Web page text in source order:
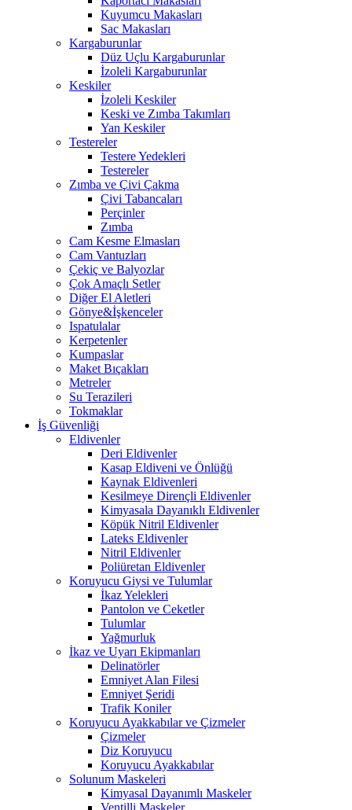
Kuyumcu Makasları
Sac Makasları
Kargaburunlar
Düz Uçlu Kargaburunlar
İzoleli Kargaburunlar
Keskiler
İzoleli Keskiler
Keski ve Zımba Takımları
Yan Keskiler
Testereler
Testere Yedekleri
Testereler
Zımba ve Çivi Çakma
Çivi Tabancaları
Perçinler
Zımba
Cam Kesme Elmasları
Cam Vantuzları
Çekiç ve Balyozlar
Çok Amaçlı Setler
Diğer El Aletleri
Gönye&İşkenceler
Ispatulalar
Kerpetenler
Kumpaslar
Maket Bıçakları
Metreler
Su Terazileri
Tokmaklar
İş Güvenliği
Eldivenler
Deri Eldivenler
Kasap Eldiveni ve Önlüğü
Kaynak Eldivenleri
Kesilmeye Dirençli Eldivenler
Kimyasala Dayanıklı Eldivenler
Köpük Nitril Eldivenler
Lateks Eldivenler
Nitril Eldivenler
Poliüretan Eldivenler
Koruyucu Giysi ve Tulumlar
İkaz Yelekleri
Pantolon ve Ceketler
Tulumlar
Yağmurluk
İkaz ve Uyarı Ekipmanları
Delinatörler
Emniyet Alan Filesi
Emniyet Şeridi
Trafik Koniler
Koruyucu Ayakkabılar ve Çizmeler
Çizmeler
Diz Koruyucu
Koruyucu Ayakkabılar
Solunum Maskeleri
Kimyasal Dayanımlı Maskeler
Ventilli Maskeler